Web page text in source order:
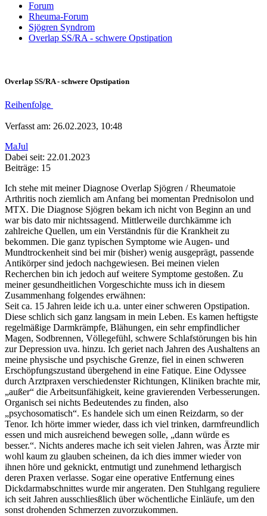
Forum
Rheuma-Forum
Sjögren Syndrom
Overlap SS/RA - schwere Opstipation
Overlap SS/RA - schwere Opstipation
Reihenfolge
Verfasst am: 26.02.2023, 10:48
MaJul
Dabei seit: 22.01.2023
Beiträge: 15
Ich stehe mit meiner Diagnose Overlap Sjögren / Rheumatoie
Arthritis noch ziemlich am Anfang bei momentan Prednisolon und
MTX. Die Diagnose Sjögren bekam ich nicht von Beginn an und
war bis dato mir nichtssagend. Mittlerweile durchkämme ich
zahlreiche Quellen, um ein Verständnis für die Krankheit zu
bekommen. Die ganz typischen Symptome wie Augen- und
Mundtrockenheit sind bei mir (bisher) wenig ausgeprägt, passende
Antikörper sind jedoch nachgewiesen. Bei meinen vielen
Recherchen bin ich jedoch auf weitere Symptome gestoßen. Zu
meiner gesundheitlichen Vorgeschichte muss ich in diesem
Zusammenhang folgendes erwähnen:
Seit ca. 15 Jahren leide ich u.a. unter einer schweren Opstipation.
Diese schlich sich ganz langsam in mein Leben. Es kamen heftigste
regelmäßige Darmkrämpfe, Blähungen, ein sehr empfindlicher
Magen, Sodbrennen, Völlegefühl, schwere Schlafstörungen bis hin
zur Depression uva. hinzu. Ich geriet nach Jahren des Aushaltens an
meine physische und psychische Grenze, fiel in einen schweren
Erschöpfungszustand übergehend in eine Fatique. Eine Odyssee
durch Arztpraxen verschiedenster Richtungen, Kliniken brachte mir,
„außer“ die Arbeitsunfähigkeit, keine gravierenden Verbesserungen.
Organisch sei nichts Bedeutendes zu finden, also
„psychosomatisch“. Es handele sich um einen Reizdarm, so der
Tenor. Ich hörte immer wieder, dass ich viel trinken, darmfreundlich
essen und mich ausreichend bewegen solle, „dann würde es
besser.“. Nichts anderes mache ich seit vielen Jahren, was Ärzte mir
wohl kaum zu glauben scheinen, da ich dies immer wieder von
ihnen höre und geknickt, entmutigt und zunehmend lethargisch
deren Praxen verlasse. Sogar eine operative Entfernung eines
Dickdarmabschnittes wurde mir angeraten. Den Stuhlgang reguliere
ich seit Jahren ausschliesßlich über wöchentliche Einläufe, um den
sonst drohenden Schmerzen zuvorzukommen.